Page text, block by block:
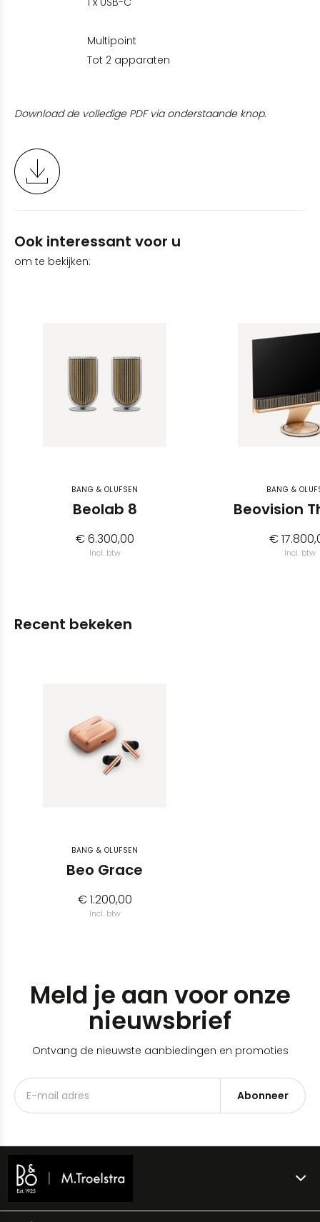
Multipoint
Tot 2 apparaten
Download de volledige PDF via onderstaande knop.
Ook interessant voor u
om te bekijken:
BANG & OLUFSEN
Beolab 8
€ 6.300,00
Incl. btw
BANG &
Beovision
€
Incl. btw
Recent bekeken
BANG & OLUFSEN
Beo Grace
€ 1.200,00
Incl. btw
Meld je aan voor onze
nieuwsbrief
Ontvang de nieuwste aanbiedingen en promoties
Abonneer